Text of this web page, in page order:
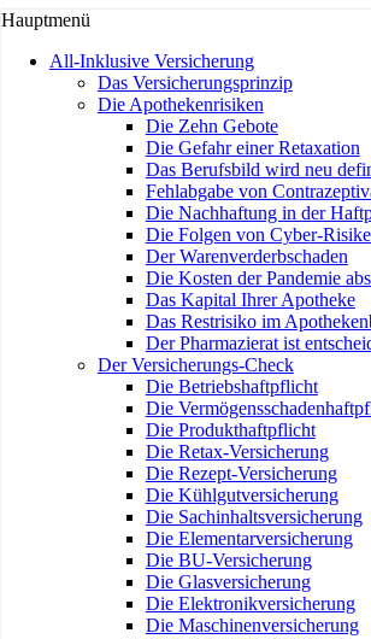
Hauptmenü
All-Inklusive Versicherung
Das Versicherungsprinzip
Die Apothekenrisiken
Die Zehn Gebote
Die Gefahr einer Retaxation
Das Berufsbild wird neu
Fehlabgabe von
Die Nachhaftung in der
Die Folgen von Cyber-
Der Warenverderbschaden
Die Kosten der Pandemie
Das Kapital Ihrer Apotheke
Das Restrisiko im
Der Pharmazierat ist
Der Versicherungs-Check
Die Betriebshaftpflicht
Die
Die Produkthaftpflicht
Die Retax-Versicherung
Die Rezept-Versicherung
Die Kühlgutversicherung
Die Sachinhaltsversicherung
Die Elementarversicherung
Die BU-Versicherung
Die Glasversicherung
Die Elektronikversicherung
Die Maschinenversicherung